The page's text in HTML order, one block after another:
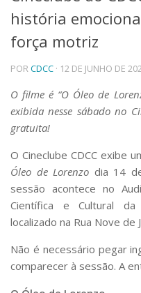
Telefones e Mapas
Pessoas
Ensino
Graduação
Educação a distância
Cursos de Extensão
Pesquisa e Inovação
Linhas de Pesquisa
Centros, Núcleos e
Pós-doutorado
Iniciação Científica
Transferência de
Empresas Juniores
Extensão à Comunidade
Projetos, Programas e
história
força motriz
PORCDCC · 12 DE JUNHO DE
O filme é “O Óleo de
exibida nesse sábado no
gratuita!
O Cineclube CDCC exibe
Óleo de Lorenzo dia 14
sessão acontece no
Científica e Cultural da
localizado na Rua Nove de
Não é necessário pegar
comparecer à sessão. A